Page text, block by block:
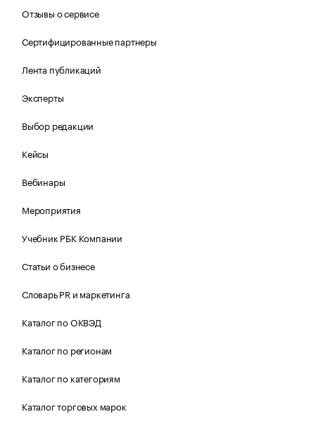
Отзывы о сервисе
Сертифицированные партнеры
Лента публикаций
Эксперты
Выбор редакции
Кейсы
Вебинары
Мероприятия
Учебник РБК Компании
Статьи о бизнесе
Словарь PR и маркетинга
Каталог по ОКВЭД
Каталог по регионам
Каталог по категориям
Каталог торговых марок